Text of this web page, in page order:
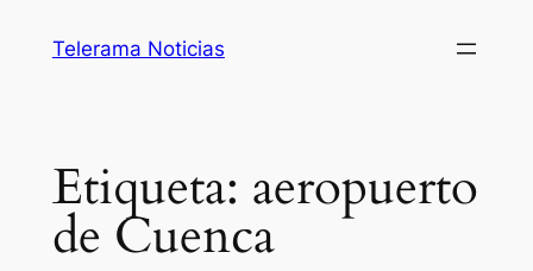
Telerama Noticias
Etiqueta: aeropuerto
de Cuenca